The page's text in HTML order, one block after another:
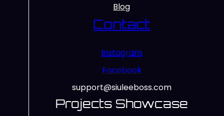
Blog
Contact
Instagram
Facebook
support@siuleeboss.com
Projects Showcase